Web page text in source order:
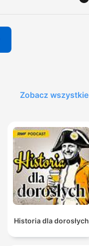
Zobacz wszystkie
Historia dla dorosłych